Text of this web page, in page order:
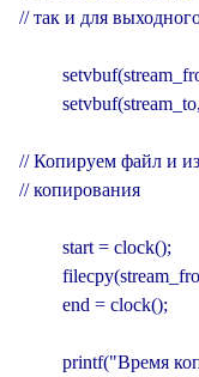
// так и для
// Копируем файл и
// копирования
         start = clock();
         end = clock();